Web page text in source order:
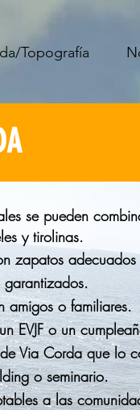
Topografía
se pueden
y tirolinas.
zapatos adecuados
garantizados.
o familiares.
EVJF o un
Via Corda que lo
o seminario.
a las